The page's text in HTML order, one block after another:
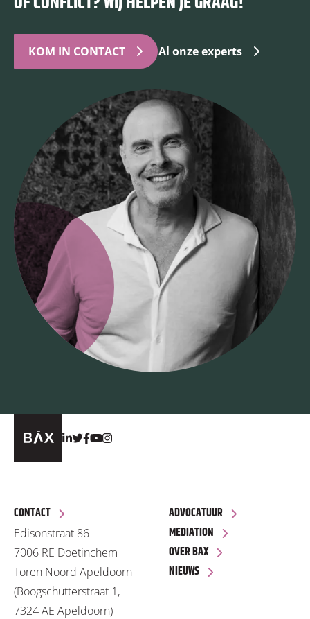
KOM IN CONTACT Al onze experts
CONTACT
Edisonstraat 86
7006 RE Doetinchem
Toren Noord Apeldoorn
(Boogschutterstraat 1,
7324 AE Apeldoorn)
ADVOCATUUR
MEDIATION
OVER BAX
NIEUWS